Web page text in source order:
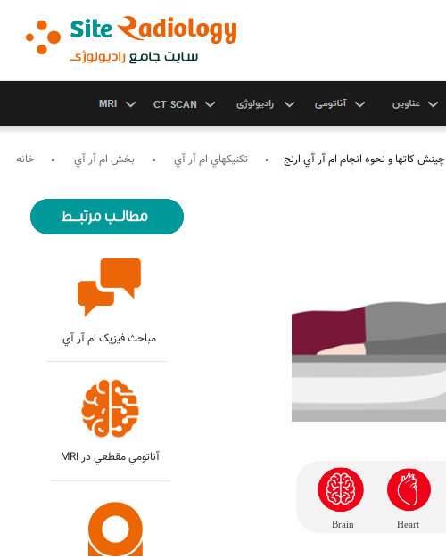
Heart
Brain
MRI آناتومي مقطعي در
مباحث فيزيک ام آر آي
خانه بخش ام آر آي تکنيکهاي ام آر آي چينش کاتها و نحوه انجام ام آر آي ارنج